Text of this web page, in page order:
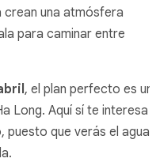
una atmósfera
para caminar entre
, el plan perfecto es un
Long. Aquí sí te interesa
puesto que verás el agua